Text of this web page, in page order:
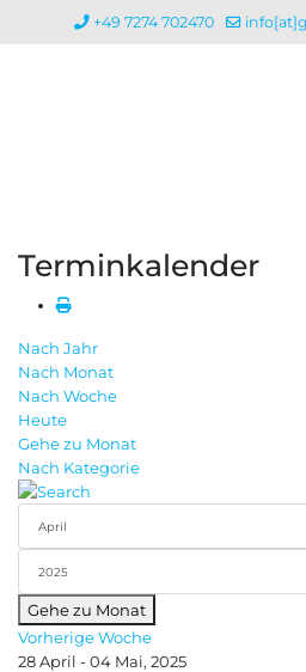
+49 7274 702470
Terminkalender
Nach Jahr
Nach Monat
Nach Woche
Heute
Gehe zu Monat
Nach Kategorie
Gehe zu Monat
Vorherige Woche
28 April - 04 Mai, 2025